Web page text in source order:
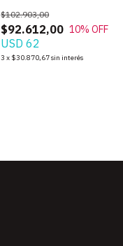
$92.612,00
$102.903,00
10% OFF
USD 62
3 x $30.870,67sin interés